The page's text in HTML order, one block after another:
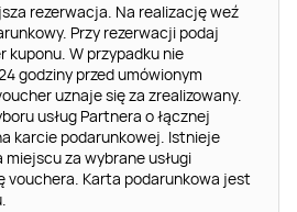
rezerwacja. Na realizację weź
Przy rezerwacji podaj
kuponu. W przypadku nie
godziny przed umówionym
uznaje się za zrealizowany.
usług Partnera o łącznej
karcie podarunkowej. Istnieje
za wybrane usługi
vouchera. Karta podarunkowa jest